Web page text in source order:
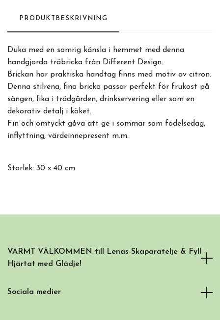
PRODUKTBESKRIVNING
Duka med en somrig känsla i hemmet med denna
handgjorda träbricka från Different Design.
Brickan har praktiska handtag finns med motiv av citron.
Denna stilrena, fina bricka passar perfekt för frukost på
sängen, fika i trädgården, drinkservering eller som en
dekorativ detalj i köket.
Fin och omtyckt gåva att ge i sommar som födelsedag,
inflyttning, värdeinnepresent m.m.
Storlek: 30 x 40 cm
VARMT VÄLKOMMEN till Lenas Skaparatelje & Fyll
Hjärtat med Glädje!
Sociala medier